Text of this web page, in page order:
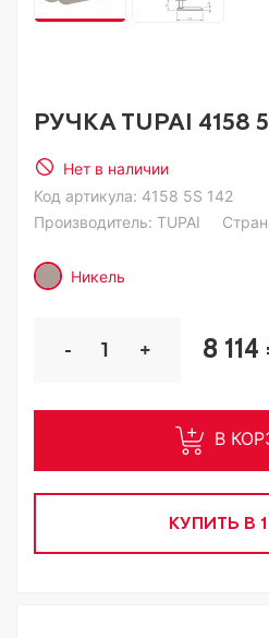
РУЧКА TUPAI 4158
Код артикула: 4158 5S 142
Производитель: TUPAI
Нет в наличии
Никель
- + 8 114
В
КУПИТЬ В